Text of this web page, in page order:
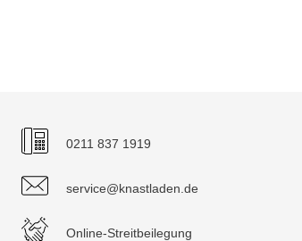
0211 837 1919
service@knastladen.de
Online-Streitbeilegung